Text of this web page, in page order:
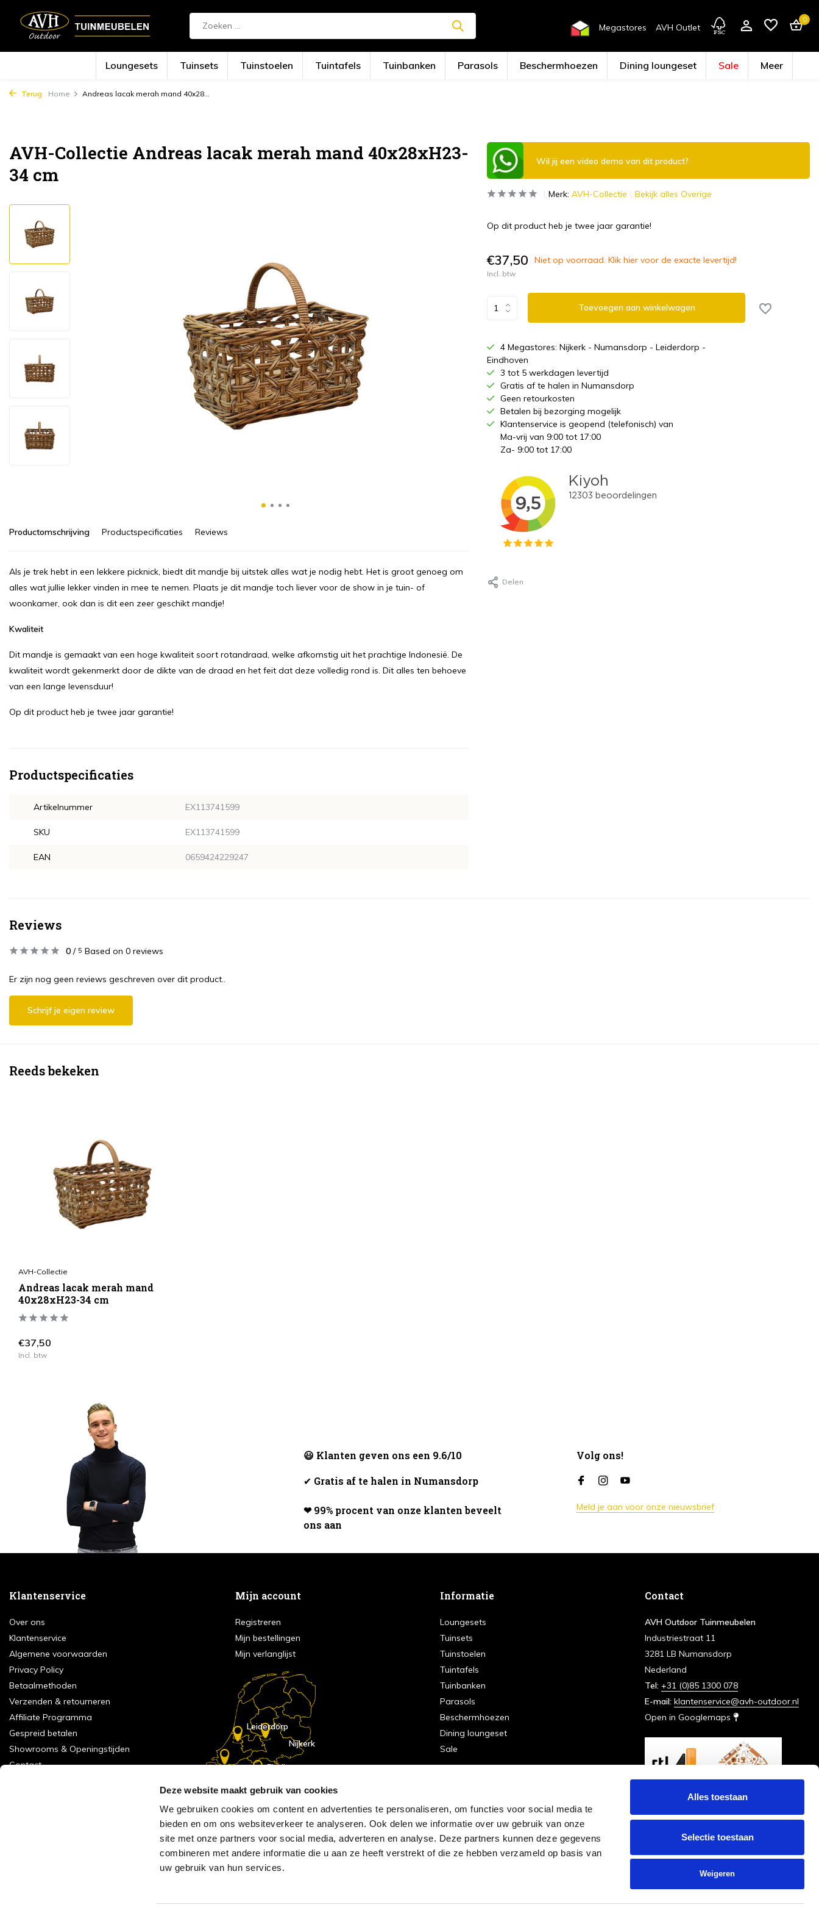
Deze website maakt gebruik van cookies
We gebruiken cookies om content en advertenties te personaliseren, om functies voor social media te
bieden en om ons websiteverkeer te analyseren. Ook delen we informatie over uw gebruik van onze
site met onze partners voor social media, adverteren en analyse. Deze partners kunnen deze gegevens
combineren met andere informatie die u aan ze heeft verstrekt of die ze hebben verzameld op basis van
uw gebruik van hun services.
Alles toestaan
Selectie toestaan
Weigeren
Megastores AVH Outlet
0
Loungesets Tuinsets Tuinstoelen Tuintafels Tuinbanken Parasols Beschermhoezen Dining loungeset Sale Meer
Terug Home Andreas lacak merah mand 40x28...
AVH-Collectie Andreas lacak merah mand 40x28xH23-
34 cm
Productomschrijving Productspecificaties Reviews
Als je trek hebt in een lekkere picknick, biedt dit mandje bij uitstek alles wat je nodig hebt. Het is groot genoeg om
alles wat jullie lekker vinden in mee te nemen. Plaats je dit mandje toch liever voor de show in je tuin- of
woonkamer, ook dan is dit een zeer geschikt mandje!
Kwaliteit
Dit mandje is gemaakt van een hoge kwaliteit soort rotandraad, welke afkomstig uit het prachtige Indonesië. De
kwaliteit wordt gekenmerkt door de dikte van de draad en het feit dat deze volledig rond is. Dit alles ten behoeve
van een lange levensduur!
Op dit product heb je twee jaar garantie!
Productspecificaties
Artikelnummer EX113741599
SKU EX113741599
EAN 0659424229247
Wil jij een video demo van dit product?
Merk: AVH-Collectie Bekijk alles Overige
Op dit product heb je twee jaar garantie!
€37,50 Niet op voorraad. Klik hier voor de exacte levertijd!
Incl. btw
Toevoegen aan winkelwagen
4 Megastores: Nijkerk - Numansdorp - Leiderdorp -
Eindhoven
3 tot 5 werkdagen levertijd
Gratis af te halen in Numansdorp
Geen retourkosten
Betalen bij bezorging mogelijk
Klantenservice is geopend (telefonisch) van
Ma-vrij van 9:00 tot 17:00
Za- 9:00 tot 17:00
Delen
Reviews
0 / 5 Based on 0 reviews
Er zijn nog geen reviews geschreven over dit product..
Schrijf je eigen review
Reeds bekeken
AVH-Collectie
Andreas lacak merah mand
40x28xH23-34 cm
€37,50
Incl. btw
😃 Klanten geven ons een 9.6/10
✔ Gratis af te halen in Numansdorp
❤ 99% procent van onze klanten beveelt
ons aan
Volg ons!
Meld je aan voor onze nieuwsbrief
Klantenservice
Over ons
Klantenservice
Algemene voorwaarden
Privacy Policy
Betaalmethoden
Verzenden & retourneren
Affiliate Programma
Gespreid betalen
Showrooms & Openingstijden
Contact
Mijn account
Registreren
Mijn bestellingen
Mijn verlanglijst
Eindhoven
Nijkerk
Leiderdorp
Informatie
Loungesets
Tuinsets
Tuinstoelen
Tuintafels
Tuinbanken
Parasols
Beschermhoezen
Dining loungeset
Sale
Contact
AVH Outdoor Tuinmeubelen
Industriestraat 11
3281 LB Numansdorp
Nederland
Tel: +31 (0)85 1300 078
E-mail: klantenservice@avh-outdoor.nl
Open in Googlemaps